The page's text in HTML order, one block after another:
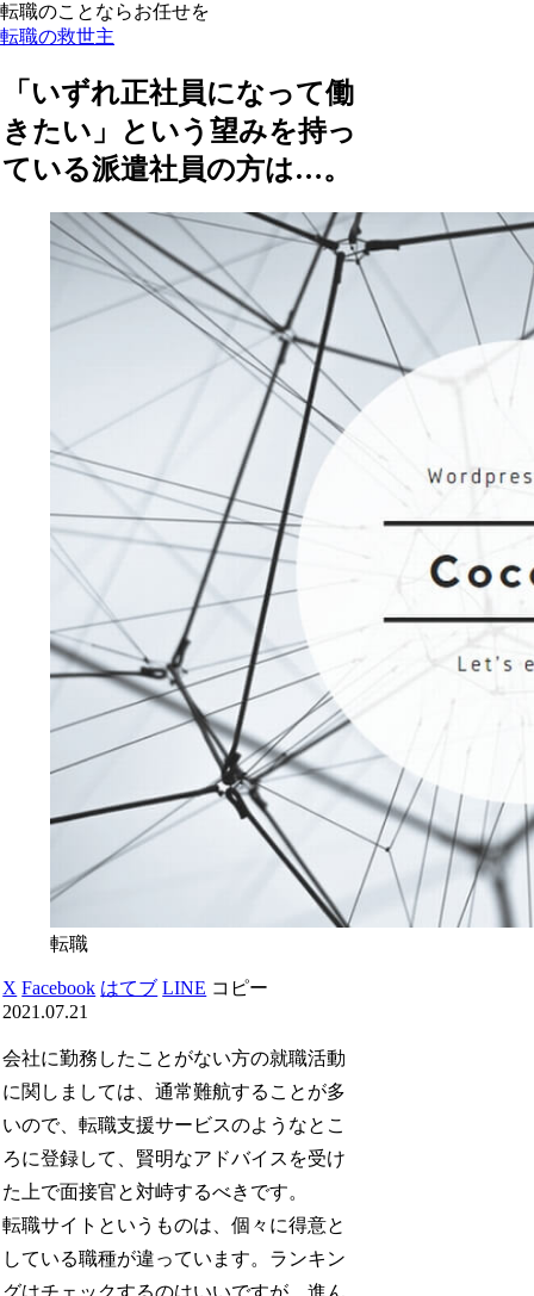
転職のことならお任せを
転職の救世主
「いずれ正社員になって働
きたい」という望みを持っ
ている派遣社員の方は…。
転職
X Facebook はてブ LINE コピー
2021.07.21
会社に勤務したことがない方の就職活動
に関しましては、通常難航することが多
いので、転職支援サービスのようなとこ
ろに登録して、賢明なアドバイスを受け
た上で面接官と対峙するべきです。
転職サイトというものは、個々に得意と
している職種が違っています。ランキン
グはチェックするのはいいですが、進ん